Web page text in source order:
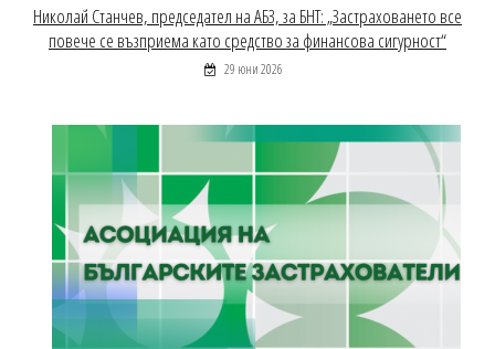
Николай Станчев, председател на АБЗ, за БНТ: „Застраховането все
повече се възприема като средство за финансова сигурност“
29 юни 2026